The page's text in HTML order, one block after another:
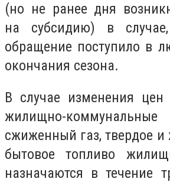
(но не ранее дня
на субсидию) в
обращение поступило в
окончания сезона.
В случае изменения
жилищно-
сжиженный газ, твердое и
бытовое топливо
назначаются в течение